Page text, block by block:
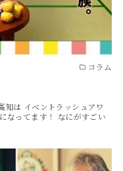
コラム
知は イベントラッシュアワ
なってます！ なにがすごい